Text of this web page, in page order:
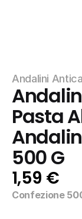
Andalini
Pasta
500 G
1,59 €
Confezione